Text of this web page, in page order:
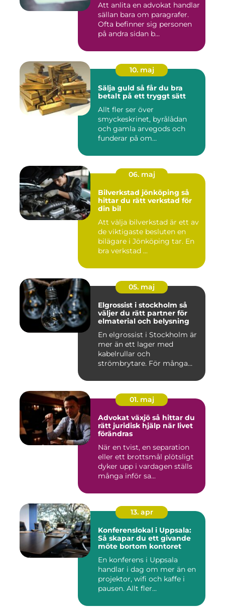
Att anlita en advokat handlar
sällan bara om paragrafer.
Ofta befinner sig personen
på andra sidan b...
10. maj
Sälja guld så får du bra
betalt på ett tryggt sätt
Allt fler ser över
smyckeskrinet, byrålådan
och gamla arvegods och
funderar på om
06. maj
Bilverkstad jönköping så
hittar du rätt verkstad för
din bil
Att välja bilverkstad är ett av
de viktigaste besluten en
bilägare i Jönköping tar. En
bra verkstad ...
05. maj
Elgrossist i stockholm så
väljer du rätt partner för
elmaterial och belysning
En elgrossist i Stockholm är
mer än ett lager med
kabelrullar och
strömbrytare. För många
01. maj
Advokat växjö så hittar du
rätt juridisk hjälp när livet
förändras
När en tvist, en separation
eller ett brottsmål plötsligt
dyker upp i vardagen ställs
många inför sa...
13. apr
Konferenslokal i Uppsala:
Så skapar du ett givande
möte bortom kontoret
En konferens i Uppsala
handlar i dag om mer än en
projektor, wifi och kaffe i
pausen. Allt fler...